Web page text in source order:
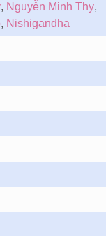
, Nguyễn Minh Thy,
, Nishigandha